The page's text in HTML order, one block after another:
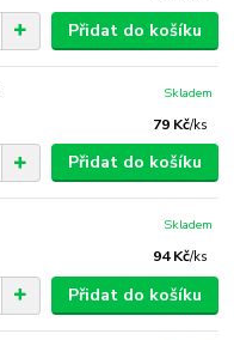
Přidat do košíku
79 Kč/ks
Skladem
Přidat do košíku
94 Kč/ks
Skladem
Přidat do košíku